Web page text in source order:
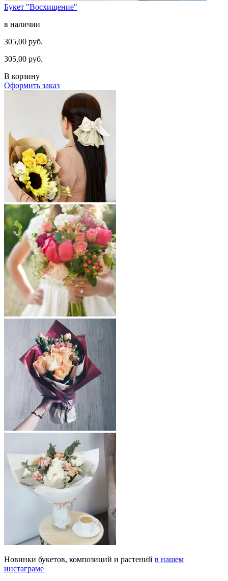
Букет "Восхищение"
в наличии
305,00 руб.
305,00 руб.
В корзину
Оформить заказ
Новинки букетов, композиций и растений в нашем
инстаграме